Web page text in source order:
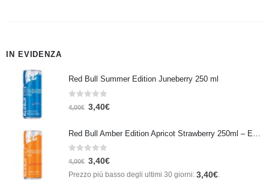
IN EVIDENZA
Red Bull Summer Edition Juneberry 250 ml
Su 5
4,00€ 3,40€
Su 5
4,00€ 3,40€
Prezzo più basso degli ultimi 30 giorni: 3,40€.